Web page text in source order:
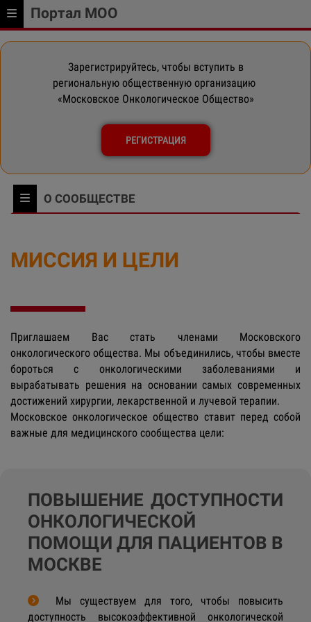
Портал МОО
Зарегистрируйтесь, чтобы вступить в
региональную общественную организацию
«Московское Онкологическое Общество»
РЕГИСТРАЦИЯ
О СООБЩЕСТВЕ
МИССИЯ И ЦЕЛИ
Приглашаем Вас стать членами Московского
онкологического общества. Мы объединились, чтобы вместе
бороться с онкологическими заболеваниями и
вырабатывать решения на основании самых современных
достижений хирургии, лекарственной и лучевой терапии.
Московское онкологическое общество ставит перед собой
важные для медицинского сообщества цели:
ПОВЫШЕНИЕ ДОСТУПНОСТИ
ОНКОЛОГИЧЕСКОЙ
ПОМОЩИ ДЛЯ ПАЦИЕНТОВ В
МОСКВЕ
Мы существуем для того, чтобы повысить
доступность высокоэффективной онкологической